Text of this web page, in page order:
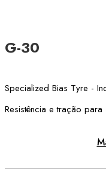
G-30
Specialized Bias Tyre -
Resistência e tração